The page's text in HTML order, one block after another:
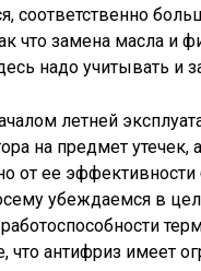
соответственно
что замена масла и
надо учитывать и
летней
на предмет
от ее эффективности
убеждаемся в
что антифриз имеет